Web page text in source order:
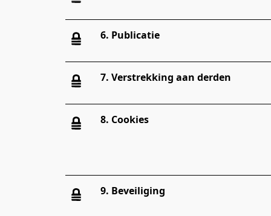
6. Publicatie
7. Verstrekking aan derden
8. Cookies
9. Beveiliging